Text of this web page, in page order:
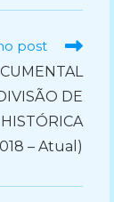
post
DE
– Atual)